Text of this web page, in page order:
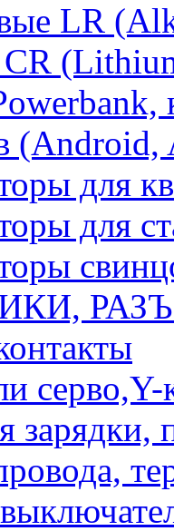
LR
(Android,
для
для
серво,Y-
зарядки,